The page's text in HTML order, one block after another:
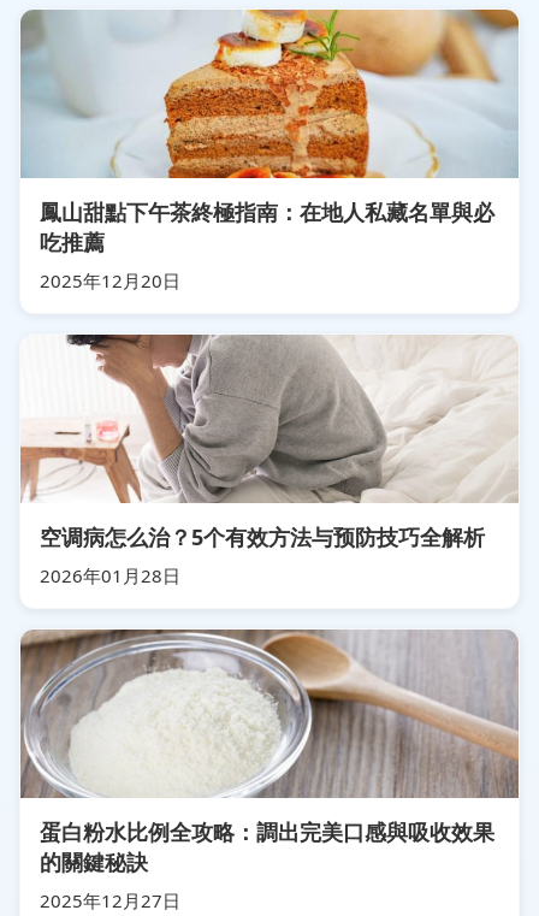
鳳山甜點下午茶終極指南：在地人私藏名單與必
吃推薦
2025年12月20日
空调病怎么治？5个有效方法与预防技巧全解析
2026年01月28日
蛋白粉水比例全攻略：調出完美口感與吸收效果
的關鍵秘訣
2025年12月27日